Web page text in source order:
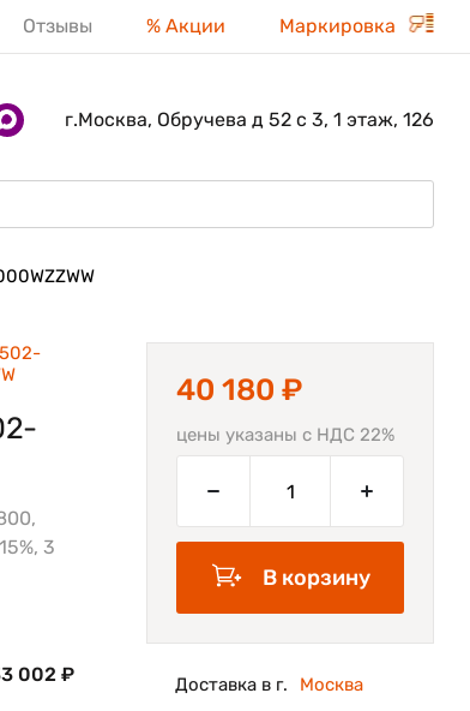
Отзывы % Акции Маркировка
г.Москва, Обручева д 52 с 3, 1 этаж, 126
3
002 ₽
40 180 ₽
цены указаны с НДС 22%
В корзину
Доставка в г.
Москва